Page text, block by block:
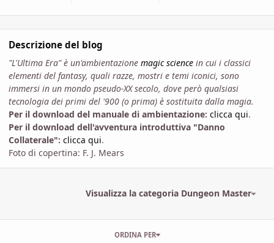
Descrizione del blog
"L'Ultima Era" è un'ambientazione magic science in cui i classici
elementi del fantasy, quali razze, mostri e temi iconici, sono
immersi in un mondo pseudo-XX secolo, dove però qualsiasi
tecnologia dei primi del '900 (o prima) è sostituita dalla magia.
Per il download del manuale di ambientazione: clicca qui.
Per il download dell'avventura introduttiva "Danno
Collaterale": clicca qui.
Foto di copertina: F. J. Mears
Visualizza la categoria Dungeon Master
ORDINA PER